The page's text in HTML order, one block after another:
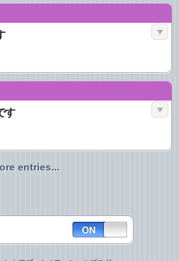
す
entries...